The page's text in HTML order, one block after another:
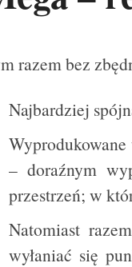
razem bez
Najbardziej
Wyprodukowane
– doraźnym
przestrzeń; w
Natomiast
wyłaniać się